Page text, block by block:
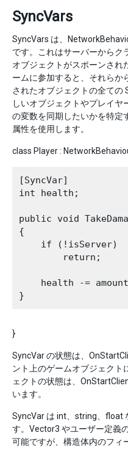
SyncVars
SyncVars は、
です。これはサーバーからク
オブジェクトがスポーンされ
ームに参加すると、それらか
されたオブジェクトの全ての
しいオブジェクトやプレイ
の変数を同期したいかを特定
属性を使用します。
class Player :
[SyncVar]
int health;
public void
{
    if (!isServer)
        return;
health -=
}
SyncVar の状態は、
ント上のゲームオブジェクト
ェクトの状態は、
います。
SyncVar は int、string、float
す。Vector3 やユーザー定義
可能ですが、構造体内のフィ